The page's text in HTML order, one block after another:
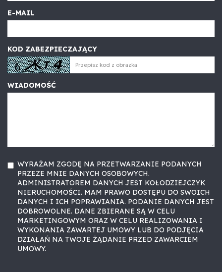
E-MAIL
KOD ZABEZPIECZAJĄCY
WIADOMOŚĆ
WYRAŻAM ZGODĘ NA PRZETWARZANIE PODANYCH
PRZEZE MNIE DANYCH OSOBOWYCH.
ADMINISTRATOREM DANYCH JEST KOŁODZIEJCZYK
NIERUCHOMOŚCI. MAM PRAWO DOSTĘPU DO SWOICH
DANYCH I ICH POPRAWIANIA. PODANIE DANYCH JEST
DOBROWOLNE. DANE ZBIERANE SĄ W CELU
MARKETINGOWYM ORAZ W CELU REALIZOWANIA I
WYKONANIA ZAWARTEJ UMOWY LUB DO PODJĘCIA
DZIAŁAŃ NA TWOJE ŻĄDANIE PRZED ZAWARCIEM
UMOWY.